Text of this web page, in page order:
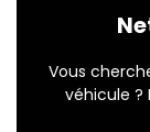
Vous
véhicule ?